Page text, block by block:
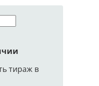
тираж в